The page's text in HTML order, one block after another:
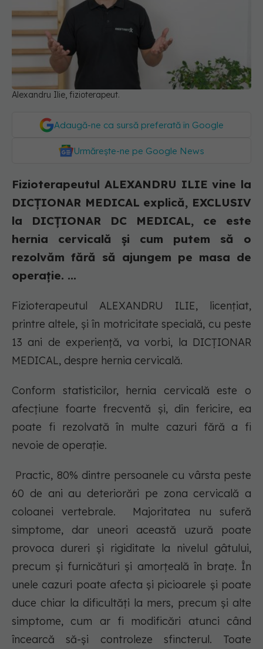
Alexandru Ilie, fizioterapeut.
Adaugă-ne ca sursă preferată în Google
Urmărește-ne pe Google News
Fizioterapeutul ALEXANDRU ILIE vine la
DICȚIONAR MEDICAL explică, EXCLUSIV
la DICȚIONAR DC MEDICAL, ce este
hernia cervicală și cum putem să o
rezolvăm fără să ajungem pe masa de
operație. ...
Fizioterapeutul ALEXANDRU ILIE, licențiat,
printre altele, și în motricitate specială, cu peste
13 ani de experiență, va vorbi, la DICȚIONAR
MEDICAL, despre hernia cervicală.
Conform statisticilor, hernia cervicală este o
afecțiune foarte frecventă și, din fericire, ea
poate fi rezolvată în multe cazuri fără a fi
nevoie de operație.
Practic, 80% dintre persoanele cu vârsta peste
60 de ani au deteriorări pe zona cervicală a
coloanei vertebrale. Majoritatea nu suferă
simptome, dar uneori această uzură poate
provoca dureri și rigiditate la nivelul gâtului,
precum și furnicături și amorțeală în brațe. În
unele cazuri poate afecta și picioarele și poate
duce chiar la dificultăți la mers, precum și alte
simptome, cum ar fi modificări atunci când
încearcă să-și controleze sfincterul. Toate